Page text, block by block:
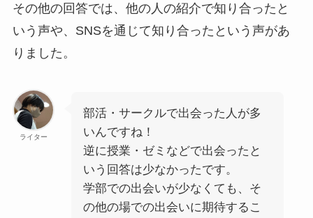
その他の回答では、他の人の紹介で知り合ったと
いう声や、SNSを通じて知り合ったという声があ
りました。
ライター
部活・サークルで出会った人が多
いんですね！
逆に授業・ゼミなどで出会ったと
いう回答は少なかったです。
学部での出会いが少なくても、そ
の他の場での出会いに期待するこ